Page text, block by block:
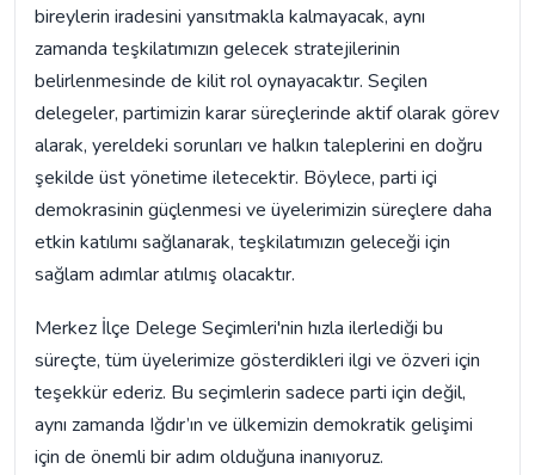
bireylerin iradesini yansıtmakla kalmayacak, aynı
zamanda teşkilatımızın gelecek stratejilerinin
belirlenmesinde de kilit rol oynayacaktır. Seçilen
delegeler, partimizin karar süreçlerinde aktif olarak görev
alarak, yereldeki sorunları ve halkın taleplerini en doğru
şekilde üst yönetime iletecektir. Böylece, parti içi
demokrasinin güçlenmesi ve üyelerimizin süreçlere daha
etkin katılımı sağlanarak, teşkilatımızın geleceği için
sağlam adımlar atılmış olacaktır.
Merkez İlçe Delege Seçimleri'nin hızla ilerlediği bu
süreçte, tüm üyelerimize gösterdikleri ilgi ve özveri için
teşekkür ederiz. Bu seçimlerin sadece parti için değil,
aynı zamanda Iğdır’ın ve ülkemizin demokratik gelişimi
için de önemli bir adım olduğuna inanıyoruz.